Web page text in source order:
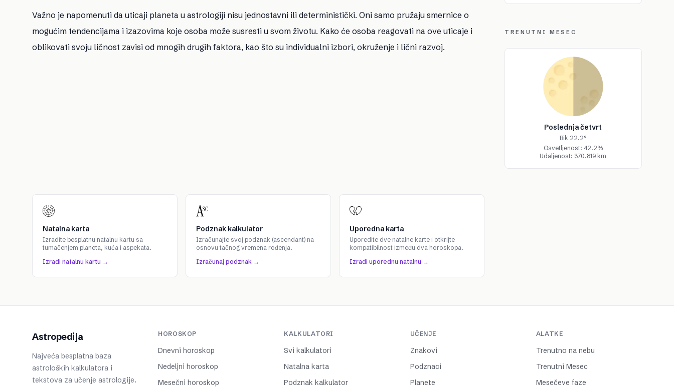
Važno je napomenuti da uticaji planeta u astrologiji nisu jednostavni ili deterministički. Oni samo pružaju smernice o
mogućim tendencijama i izazovima koje osoba može susresti u svom životu. Kako će osoba reagovati na ove uticaje i
oblikovati svoju ličnost zavisi od mnogih drugih faktora, kao što su individualni izbori, okruženje i lični razvoj.
Natalna karta
Izradite besplatnu natalnu kartu sa
tumačenjem planeta, kuća i aspekata.
Izradi natalnu kartu →
Podznak kalkulator
Izračunajte svoj podznak (ascendant) na
osnovu tačnog vremena rođenja.
Izračunaj podznak →
Uporedna karta
Uporedite dve natalne karte i otkrijte
kompatibilnost između dva horoskopa.
Izradi uporednu natalnu →
TRENUTNI MESEC
Poslednja četvrt
Bik 22.2°
Osvetljenost: 42.2%
Udaljenost: 370.819 km
Astropedija
Najveća besplatna baza
astroloških kalkulatora i
tekstova za učenje astrologije.
HOROSKOP
Dnevni horoskop
Nedeljni horoskop
Mesečni horoskop
KALKULATORI
Svi kalkulatori
Natalna karta
Podznak kalkulator
UČENJE
Znakovi
Podznaci
Planete
ALATKE
Trenutno na nebu
Trenutni Mesec
Mesečeve faze